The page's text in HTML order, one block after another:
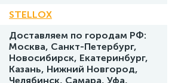
STELLOX
Доставляем по городам РФ:
Москва, Санкт-Петербург,
Новосибирск, Екатеринбург,
Казань, Нижний Новгород,
Челябинск, Самара, Уфа,